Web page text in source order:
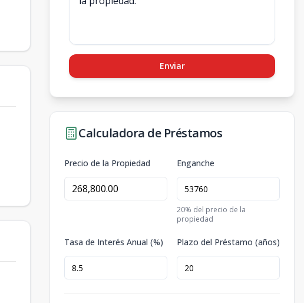
Enviar
Calculadora de Préstamos
Precio de la Propiedad Enganche
20% del precio de la
propiedad
Tasa de Interés Anual (%) Plazo del Préstamo (años)